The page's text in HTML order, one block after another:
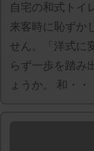
自宅の和式トイ
来客時に恥ずか
せん。「洋式に
らず一歩を踏み
ょうか。 和・・